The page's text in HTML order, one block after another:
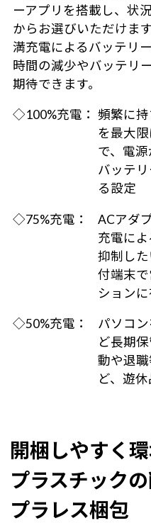
ーアプリを搭載し、状
からお選びいただけます
満充電によるバッテリ
時間の減少やバッテリ
期待できます。
◇100%充電： 頻繁に
を最大
で、電
バッテ
る設定
◇75%充電：
ACアダ
充電に
抑制し
付端末
ション
◇50%充電：
パソコ
ど長期
動や退
ど、遊
開梱しやすく
プラスチック
プラレス梱包